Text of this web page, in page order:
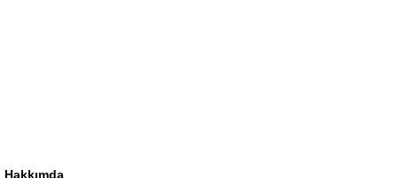
Hakkımda